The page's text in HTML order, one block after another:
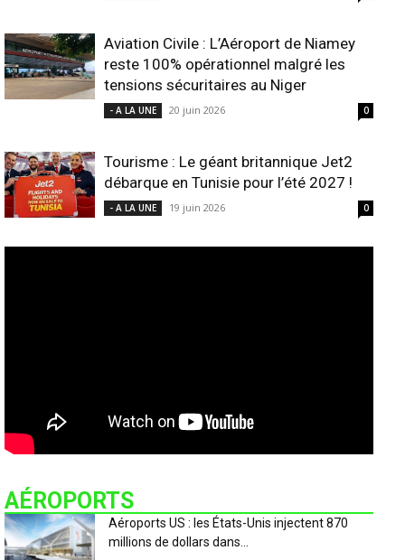
Aviation Civile : L’Aéroport de Niamey
reste 100% opérationnel malgré les
tensions sécuritaires au Niger
- A LA UNE 20 juin 2026 0
Tourisme : Le géant britannique Jet2
débarque en Tunisie pour l’été 2027 !
- A LA UNE 19 juin 2026 0
AÉROPORTS
Aéroports US : les États-Unis injectent 870
millions de dollars dans...